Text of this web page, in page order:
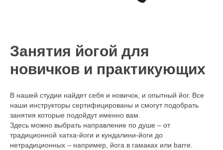
Занятия йогой для
новичков и практикующих
В нашей студии найдет себя и новичок, и опытный йог. Все
наши инструкторы сертифицированы и смогут подобрать
занятия которые подойдут именно вам.
Здесь можно выбрать направление по душе – от
традиционной хатха-йоги и кундалини-йоги до
нетрадиционных – например, йога в гамаках или barre.